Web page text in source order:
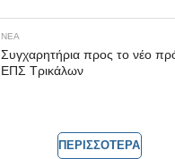
ΝΕΑ
Συγχαρητήρια προς το νέο
ΕΠΣ Τρικάλων
ΠΕΡΙΣΣΟΤΕΡΑ